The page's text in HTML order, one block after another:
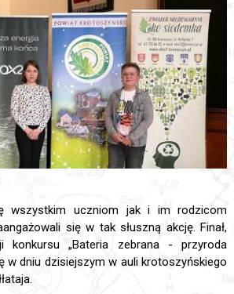
wszystkim uczniom jak i im rodzicom
się w tak słuszną akcję. Finał,
konkursu „Bateria zebrana - przyroda
w dniu dzisiejszym w auli krotoszyńskiego